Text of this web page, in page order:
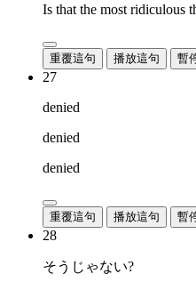
Is that the most ridiculous
重覆這句 播放這句 暫
27
denied
denied
denied
重覆這句 播放這句 暫
28
そうじゃない?